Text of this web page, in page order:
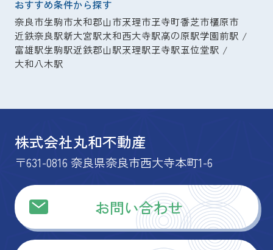
おすすめ条件から探す
奈良市生駒市大和郡山市天理市王寺町香芝市橿原市
近鉄奈良駅新大宮駅大和西大寺駅高の原駅学園前駅
富雄駅生駒駅近鉄郡山駅天理駅王寺駅五位堂駅
大和八木駅
株式会社丸和不動産
〒631-0816 奈良県奈良市西大寺本町1-6
お問い合わせ